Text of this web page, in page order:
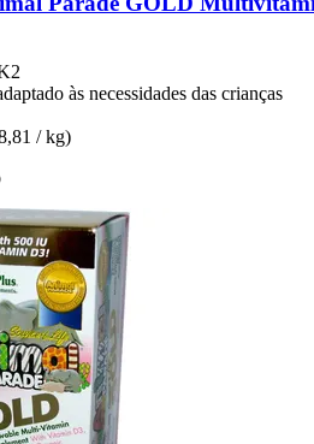
às necessidades das crianças
/ kg)